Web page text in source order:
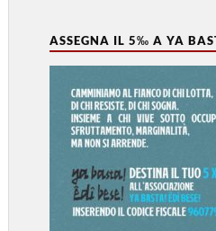
ASSEGNA IL 5‰ A YA